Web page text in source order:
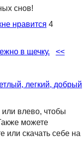
не нравится 4
<<
влево, чтобы
можете
или скачать себе на